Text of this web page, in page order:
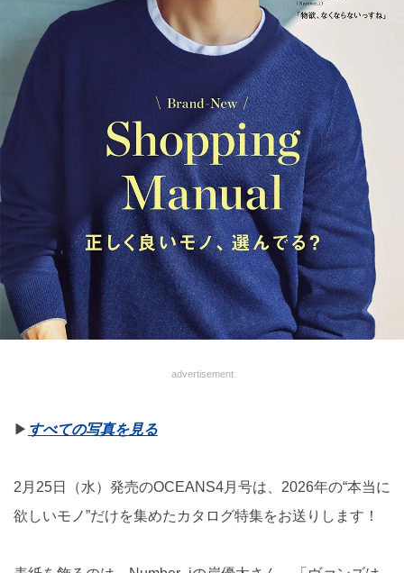
advertisement
▶︎ すべての写真を見る
2月25日（水）発売のOCEANS4月号は、2026年の“本当に
欲しいモノ”だけを集めたカタログ特集をお送りします！